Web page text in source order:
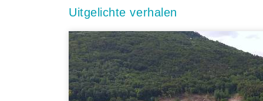
Uitgelichte verhalen